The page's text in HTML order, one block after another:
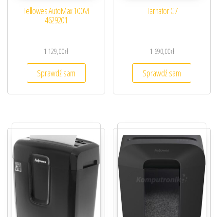
Fellowes AutoMax 100M
4629201
1 129,00zł
Sprawdź sam
Tarnator C7
1 690,00zł
Sprawdź sam